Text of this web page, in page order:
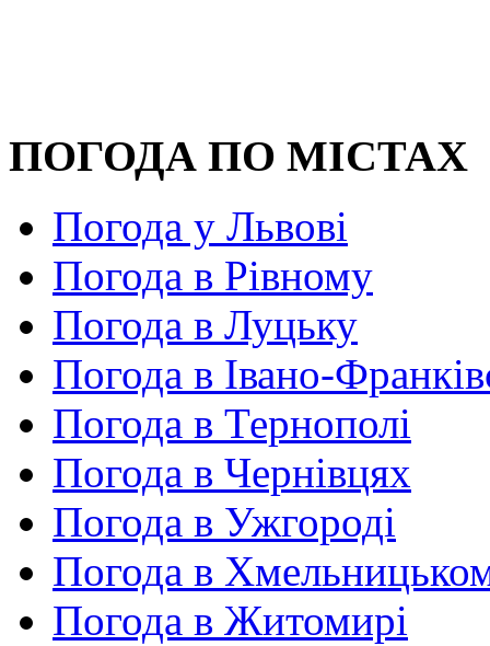
ПОГОДА ПО МІСТАХ
Погода у Львові
Погода в Рівному
Погода в Луцьку
Погода в Івано-
Погода в Тернополі
Погода в Чернівцях
Погода в Ужгороді
Погода в
Погода в Житомирі